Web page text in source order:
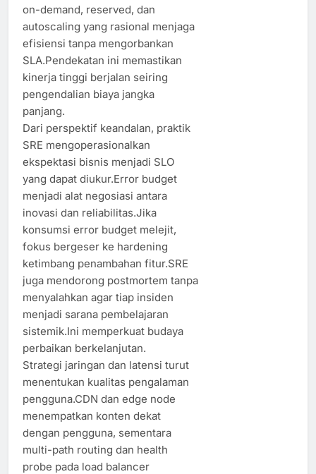
on-demand, reserved, dan
autoscaling yang rasional menjaga
efisiensi tanpa mengorbankan
SLA.Pendekatan ini memastikan
kinerja tinggi berjalan seiring
pengendalian biaya jangka
panjang.
Dari perspektif keandalan, praktik
SRE mengoperasionalkan
ekspektasi bisnis menjadi SLO
yang dapat diukur.Error budget
menjadi alat negosiasi antara
inovasi dan reliabilitas.Jika
konsumsi error budget melejit,
fokus bergeser ke hardening
ketimbang penambahan fitur.SRE
juga mendorong postmortem tanpa
menyalahkan agar tiap insiden
menjadi sarana pembelajaran
sistemik.Ini memperkuat budaya
perbaikan berkelanjutan.
Strategi jaringan dan latensi turut
menentukan kualitas pengalaman
pengguna.CDN dan edge node
menempatkan konten dekat
dengan pengguna, sementara
multi-path routing dan health
probe pada load balancer